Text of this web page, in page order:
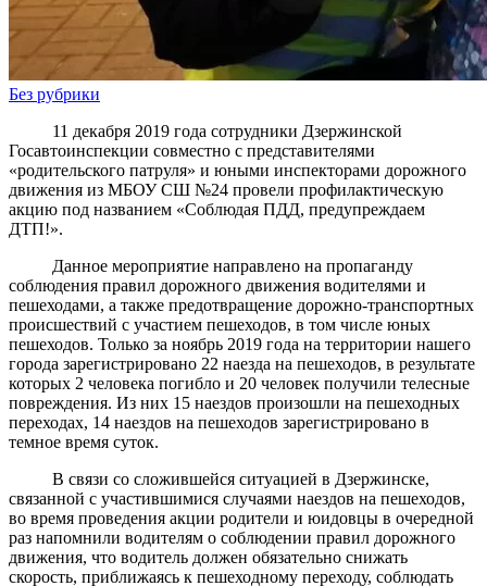
Без рубрики
11 декабря 2019 года сотрудники Дзержинской
Госавтоинспекции совместно с представителями
«родительского патруля» и юными инспекторами дорожного
движения из МБОУ СШ №24 провели профилактическую
акцию под названием «Соблюдая ПДД, предупреждаем
ДТП!».
Данное мероприятие направлено на пропаганду
соблюдения правил дорожного движения водителями и
пешеходами, а также предотвращение дорожно-транспортных
происшествий с участием пешеходов, в том числе юных
пешеходов. Только за ноябрь 2019 года на территории нашего
города зарегистрировано 22 наезда на пешеходов, в результате
которых 2 человека погибло и 20 человек получили телесные
повреждения. Из них 15 наездов произошли на пешеходных
переходах, 14 наездов на пешеходов зарегистрировано в
темное время суток.
В связи со сложившейся ситуацией в Дзержинске,
связанной с участившимися случаями наездов на пешеходов,
во время проведения акции родители и юидовцы в очередной
раз напомнили водителям о соблюдении правил дорожного
движения, что водитель должен обязательно снижать
скорость, приближаясь к пешеходному переходу, соблюдать